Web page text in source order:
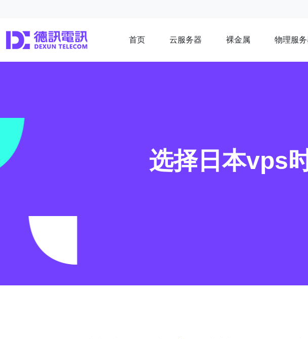
首页 云服务器 裸金属 物理服务
选择日本vps